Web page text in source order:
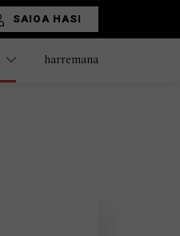
SAIOA HASI
harremana